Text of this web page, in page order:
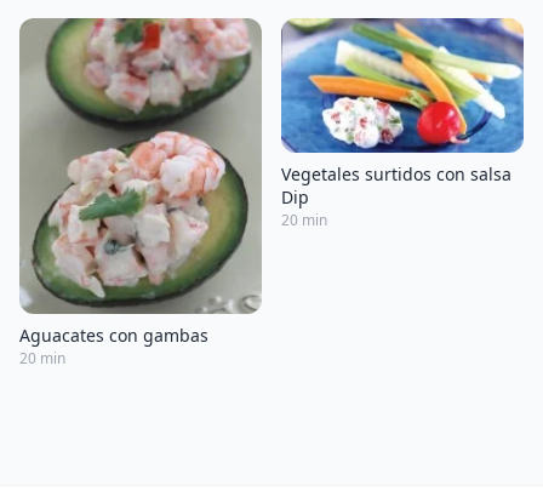
Aguacates con gambas
20 min
Vegetales surtidos con salsa
Dip
20 min